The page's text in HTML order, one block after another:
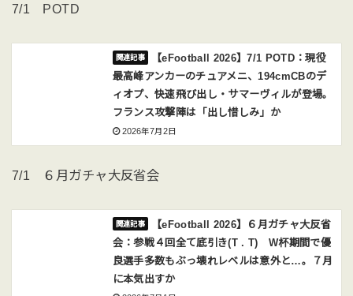
7/1 POTD
【eFootball 2026】7/1 POTD：現役
最高峰アンカーのチュアメニ、194cmCBのデ
ィオプ、快速飛び出し・サマーヴィルが登場。
フランス攻撃陣は「出し惜しみ」か
2026年7月2日
7/1 ６月ガチャ大反省会
【eFootball 2026】６月ガチャ大反省
会：参戦４回全て底引き(T . T) W杯期間で優
良選手多数もぶっ壊れレベルは意外と…。７月
に本気出すか